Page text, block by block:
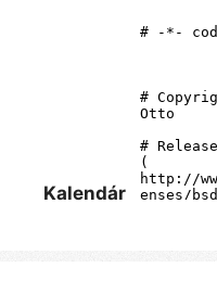
Kalendár